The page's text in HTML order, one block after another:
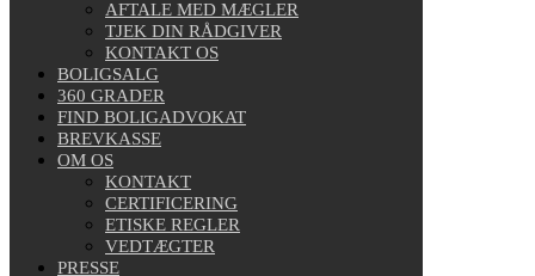
AFTALE MED MÆGLER
TJEK DIN RÅDGIVER
KONTAKT OS
BOLIGSALG
360 GRADER
FIND BOLIGADVOKAT
BREVKASSE
OM OS
KONTAKT
CERTIFICERING
ETISKE REGLER
VEDTÆGTER
PRESSE